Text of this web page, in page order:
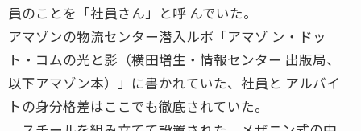
員のことを「社員さん」と呼 んでいた。
アマゾンの物流センター潜入ルポ「アマゾ ン・ドッ
ト・コムの光と影（横田増生・情報センター 出版局、
以下アマゾン本）」に書かれていた、社員と アルバイ
トの身分格差はここでも徹底されていた。